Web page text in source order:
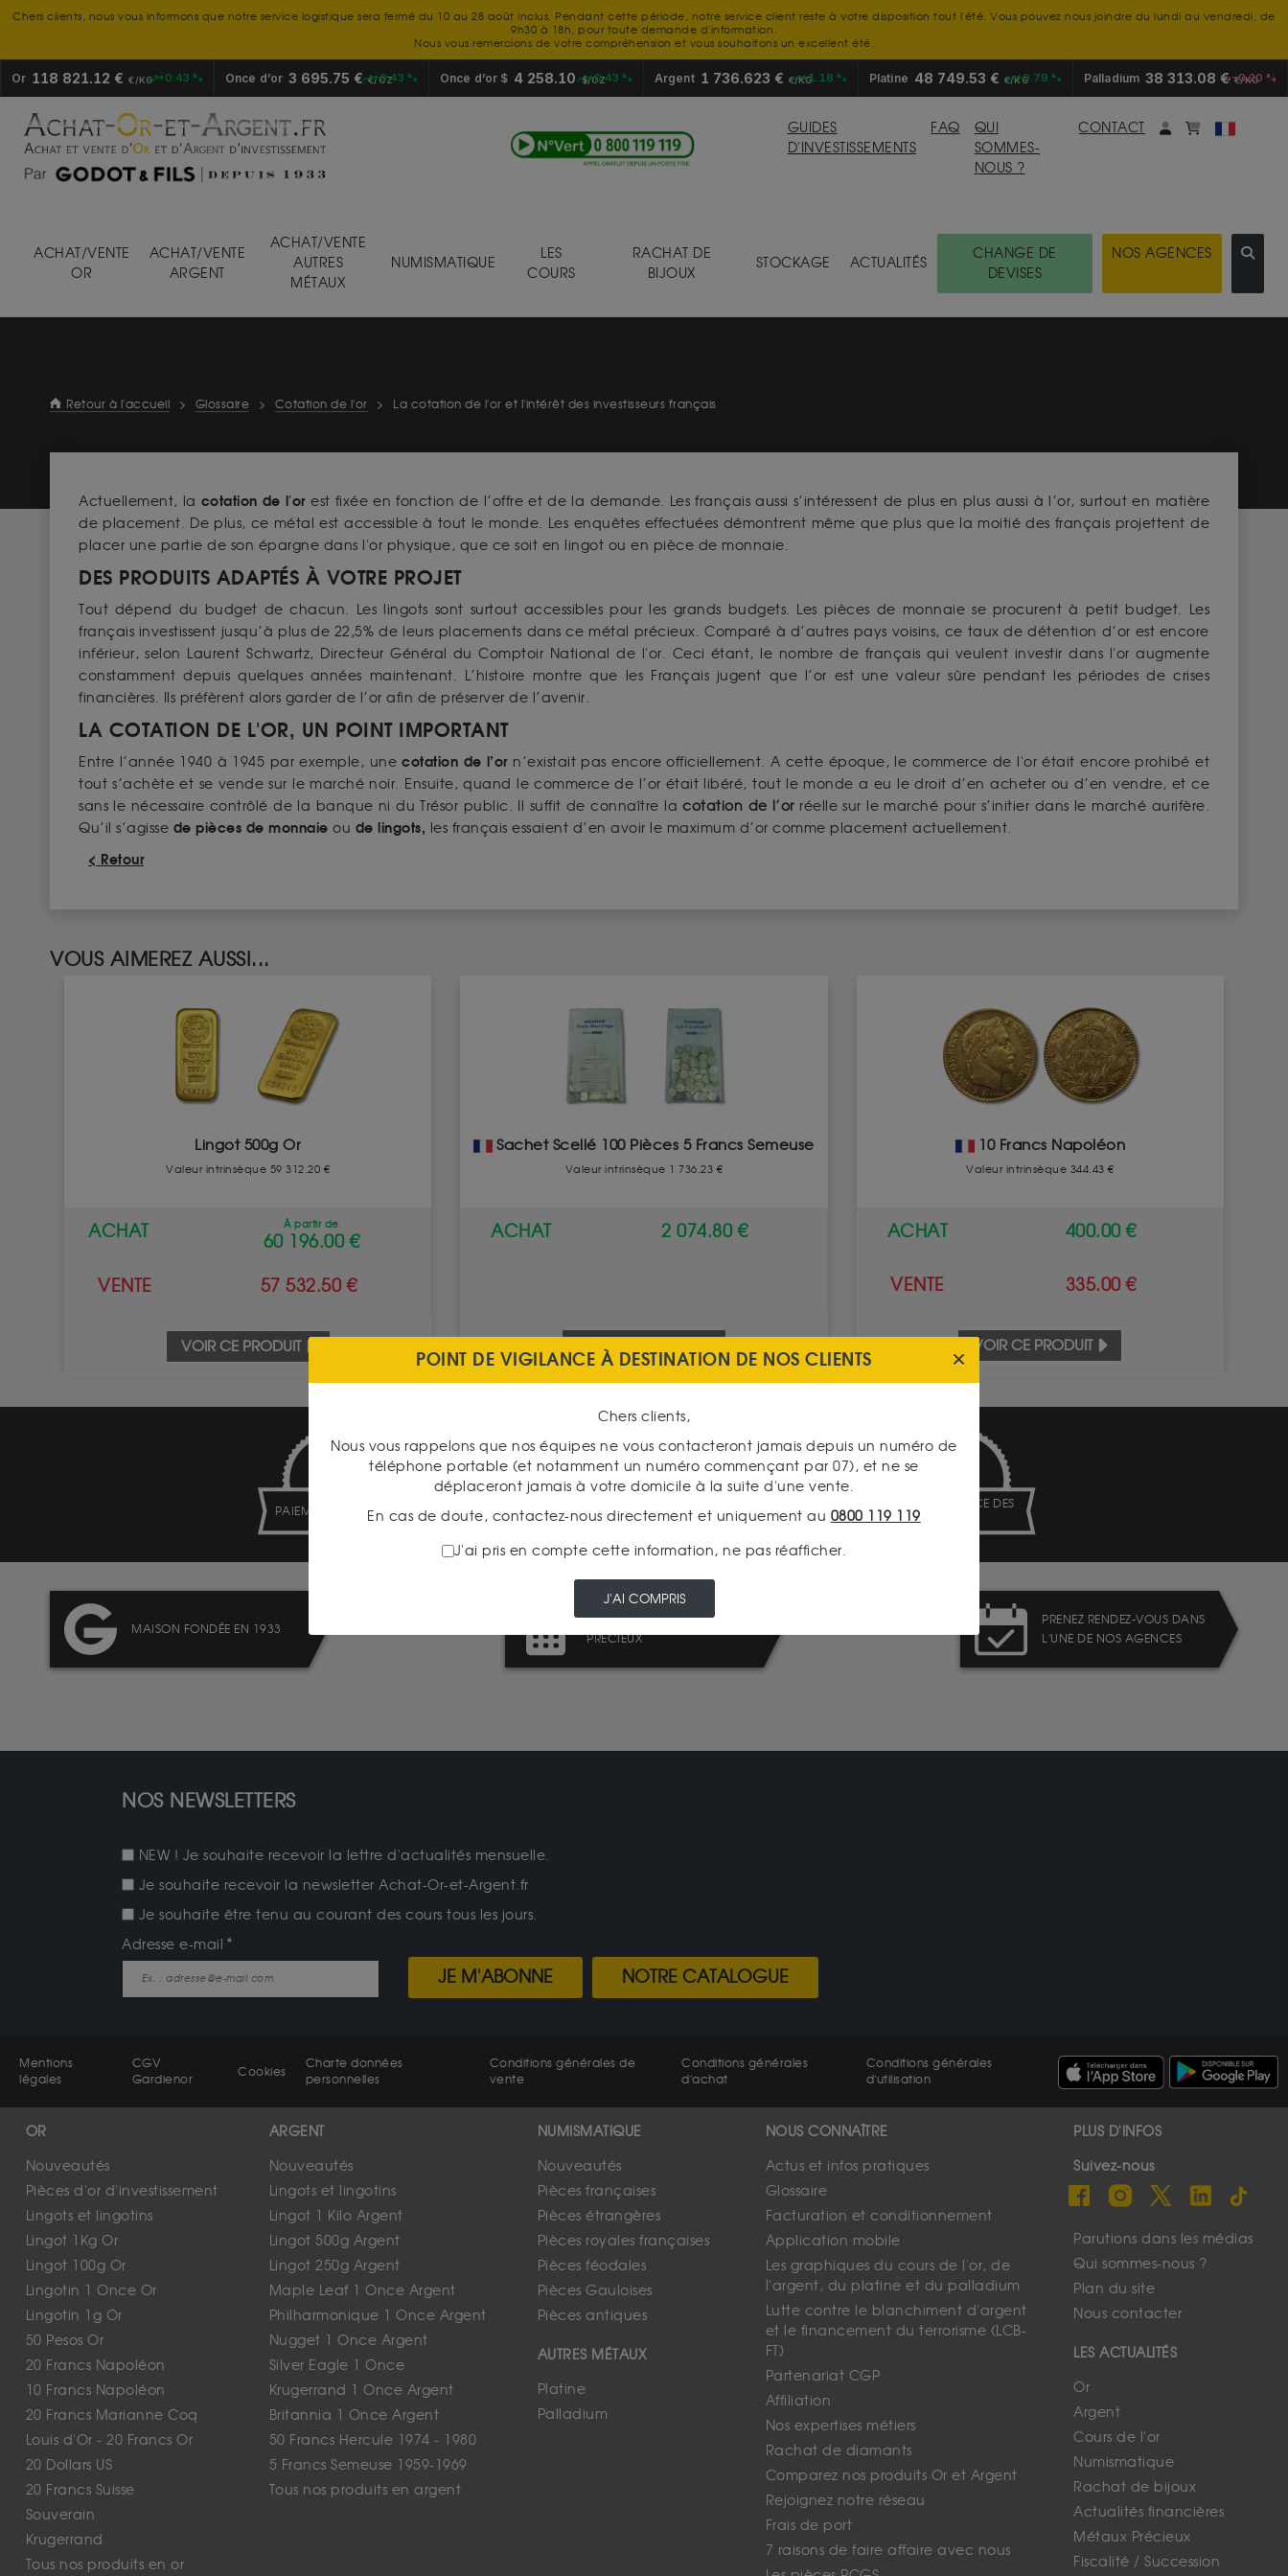
Chers clients, nous vous informons que notre service logistique sera fermé du 10 au 28 août inclus. Pendant cette période, notre service client reste à votre disposition tout l'été. Vous pouvez nous joindre du lundi au vendredi, de
9h30 à 18h, pour toute demande d'information.
Nous vous remercions de votre compréhension et vous souhaitons un excellent été.
Or 118 821.12 € €/KG +0.43 % Once d’or 3 695.75 €€/OZ
+0.43 % Once d’or $ 4 258.10 $/OZ
+0.43 % Argent 1 736.623 € €/KG+1.18 % Platine 48 749.53 € €/KG+0.79 % Palladium 38 313.08 € €/KG
-0.20 %
GUIDES
D'INVESTISSEMENTS
FAQ
QUI
SOMMES-
NOUS ?
CONTACT Mon compte
monpanier
ACHAT/VENTE
OR
ACHAT/VENTE
ARGENT
ACHAT/VENTE
AUTRES
MÉTAUX
NUMISMATIQUE
LES
COURS
RACHAT DE
BIJOUX
STOCKAGE ACTUALITÉS
CHANGE DE
DEVISES
NOS AGENCES
Retour à l'accueil > Glossaire > Cotation de l'or > La cotation de l'or et l'intérêt des investisseurs français
Actuellement, la cotation de l'orest fixée en fonction de l’offre et de la demande. Les français aussi s’intéressent de plus en plus aussi à l’or, surtout en matière
de placement. De plus, ce métal est accessible à tout le monde. Les enquêtes effectuées démontrent même que plus que la moitié des français projettent de
placer une partie de son épargne dans l'or physique, que ce soit en lingot ou en pièce de monnaie.
DES PRODUITS ADAPTÉS À VOTRE PROJET
Tout dépend du budget de chacun. Les lingots sont surtout accessibles pour les grands budgets. Les pièces de monnaie se procurent à petit budget. Les
français investissent jusqu’à plus de 22,5% de leurs placements dans ce métal précieux. Comparé à d’autres pays voisins, ce taux de détention d’or est encore
inférieur, selon Laurent Schwartz, Directeur Général du Comptoir National de l'or. Ceci étant, le nombre de français qui veulent investir dans l'or augmente
constamment depuis quelques années maintenant. L’histoire montre que les Français jugent que l’or est une valeur sûre pendant les périodes de crises
financières. Ils préfèrent alors garder de l’or afin de préserver de l’avenir.
LA COTATION DE L'OR, UN POINT IMPORTANT
Entre l’année 1940 à 1945 par exemple, unecotation de l’orn’existait pas encore officiellement. A cette époque, le commerce de l'or était encore prohibé et
tout s’achète et se vende sur le marché noir. Ensuite, quand le commerce de l’or était libéré, tout le monde a eu le droit d’en acheter ou d’en vendre, et ce
sans le nécessaire contrôlé de la banque ni du Trésor public. Il suffit de connaître lacotation de l’orréelle sur le marché pour s’initier dans le marché aurifère.
Qu’il s’agisse de pièces de monnaie ou de lingots, les français essaient d’en avoir le maximum d’or comme placement actuellement.
< Retour
VOUS AIMEREZ AUSSI...
Lingot 500g Or
Valeur intrinsèque 59 312.20 €
ACHAT À partir de
60 196.00 €
VENTE 57 532.50 €
VOIR CE PRODUIT
Sachet Scellé 100 Pièces 5 Francs Semeuse
Valeur intrinsèque 1 736.23 €
ACHAT 2 074.80 €
VOIR CE PRODUIT
10 Francs Napoléon
Valeur intrinsèque 344.43 €
ACHAT 400.00 €
VENTE 335.00 €
VOIR CE PRODUIT
PAIEMENT SECURISÉ LIVRAISON ASSURÉE
TRANSPARENCE DES
MAISON FONDÉE EN 1933
LA FISCALITÉ DES MÉTAUX
PRÉCIEUX
PRENEZ RENDEZ-VOUS DANS
L'UNE DE NOS AGENCES
NOS NEWSLETTERS
NEW ! Je souhaite recevoir la lettre d'actualités mensuelle.
Je souhaite recevoir la newsletter Achat-Or-et-Argent.fr
Je souhaite être tenu au courant des cours tous les jours.
Adresse e-mail
JE M'ABONNE NOTRE CATALOGUE
Mentions
légales
CGV
Gardienor
Cookies
Charte données
personnelles
Conditions générales de
vente
Conditions générales
d'achat
Conditions générales
d'utilisation
OR
Nouveautés
Pièces d'or d'investissement
Lingots et lingotins
Lingot 1Kg Or
Lingot 100g Or
Lingotin 1 Once Or
Lingotin 1g Or
50 Pesos Or
20 Francs Napoléon
10 Francs Napoléon
20 Francs Marianne Coq
Louis d'Or - 20 Francs Or
20 Dollars US
20 Francs Suisse
Souverain
Krugerrand
Tous nos produits en or
ARGENT
Nouveautés
Lingots et lingotins
Lingot 1 Kilo Argent
Lingot 500g Argent
Lingot 250g Argent
Maple Leaf 1 Once Argent
Philharmonique 1 Once Argent
Nugget 1 Once Argent
Silver Eagle 1 Once
Krugerrand 1 Once Argent
Britannia 1 Once Argent
50 Francs Hercule 1974 - 1980
5 Francs Semeuse 1959-1969
Tous nos produits en argent
NUMISMATIQUE
Nouveautés
Pièces françaises
Pièces étrangères
Pièces royales françaises
Pièces féodales
Pièces Gauloises
Pièces antiques
AUTRES MÉTAUX
Platine
Palladium
NOUS CONNAÎTRE
Actus et infos pratiques
Glossaire
Facturation et conditionnement
Application mobile
Les graphiques du cours de l'or, de
l'argent, du platine et du palladium
Lutte contre le blanchiment d'argent
et le financement du terrorisme (LCB-
FT)
Partenariat CGP
Affiliation
Nos expertises métiers
Rachat de diamants
Comparez nos produits Or et Argent
Rejoignez notre réseau
Frais de port
7 raisons de faire affaire avec nous
PLUS D'INFOS
Suivez-nous
Parutions dans les médias
Qui sommes-nous ?
Plan du site
Nous contacter
LES ACTUALITÉS
Or
Argent
Cours de l'or
Numismatique
Rachat de bijoux
Actualités financières
Métaux Précieux
Fiscalité / Succession
POINT DE VIGILANCE À DESTINATION DE NOS CLIENTS
Chers clients,
Nous vous rappelons que nos équipes ne vous contacteront jamais depuis un numéro de
téléphone portable (et notamment un numéro commençant par 07), et ne se
déplaceront jamais à votre domicile à la suite d'une vente.
En cas de doute, contactez-nous directement et uniquement au 0800 119 119
J'ai pris en compte cette information, ne pas réafficher.
J'AI COMPRIS